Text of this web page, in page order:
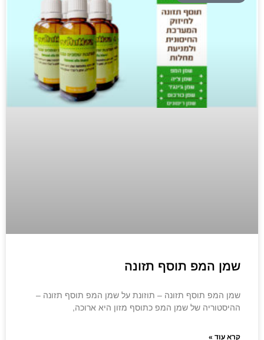
שמן המפ תוסף תזונה
שמן המפ תוסף תזונה – תוזונת על שמן המפ תוסף תזונה –
ההיסטוריה של שמן המפ כתוסף מזון היא ארוכה,
קרא עוד »